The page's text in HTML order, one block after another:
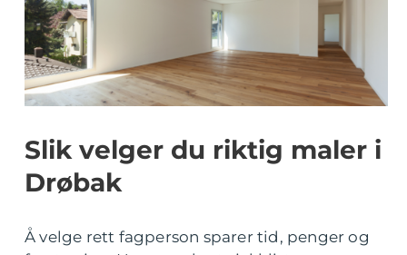
Slik velger du riktig maler i
Drøbak
Å velge rett fagperson sparer tid, penger og